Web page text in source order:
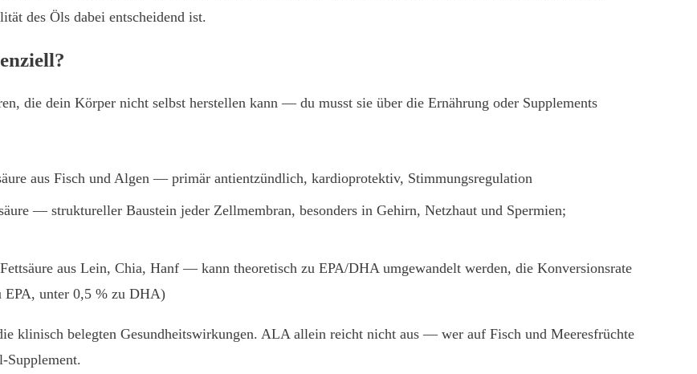
des Öls dabei entscheidend ist.
die dein Körper nicht selbst herstellen kann — du musst sie über die Ernährung oder Supplements
aus Fisch und Algen — primär antientzündlich, kardioprotektiv, Stimmungsregulation
— struktureller Baustein jeder Zellmembran, besonders in Gehirn, Netzhaut und Spermien;
aus Lein, Chia, Hanf — kann theoretisch zu EPA/DHA umgewandelt werden, die Konversionsrate
EPA, unter 0,5 % zu DHA)
klinisch belegten Gesundheitswirkungen. ALA allein reicht nicht aus — wer auf Fisch und Meeresfrüchte
Supplement.